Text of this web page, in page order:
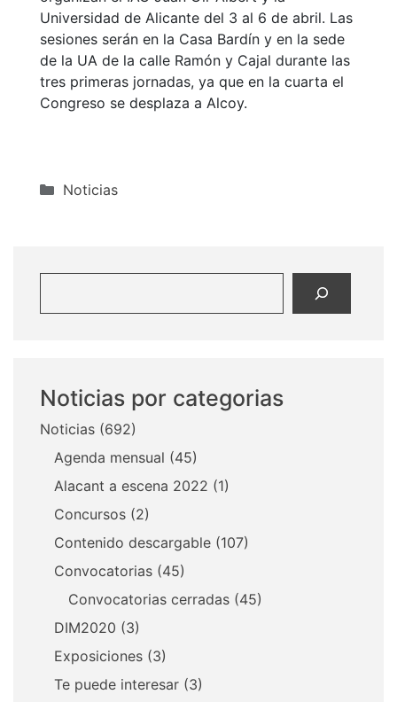
Universidad de Alicante del 3 al 6 de abril. Las
sesiones serán en la Casa Bardín y en la sede
de la UA de la calle Ramón y Cajal durante las
tres primeras jornadas, ya que en la cuarta el
Congreso se desplaza a Alcoy.
Categorías
Noticias
Noticias por categorias
Noticias (692)
Agenda mensual (45)
Alacant a escena 2022 (1)
Concursos (2)
Contenido descargable (107)
Convocatorias (45)
Convocatorias cerradas (45)
DIM2020 (3)
Exposiciones (3)
Te puede interesar (3)